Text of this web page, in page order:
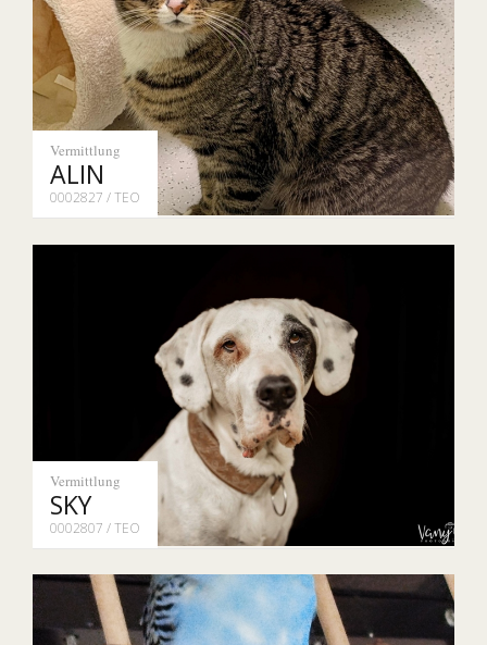
Vermittlung
ALIN
0002827 / TEO
Vermittlung
SKY
0002807 / TEO